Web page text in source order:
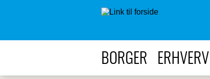
BORGER ERHVERV